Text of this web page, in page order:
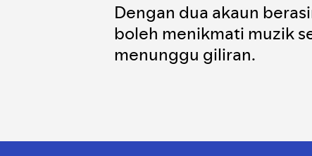
Dengan dua akaun
boleh menikmati muzik
menunggu giliran.